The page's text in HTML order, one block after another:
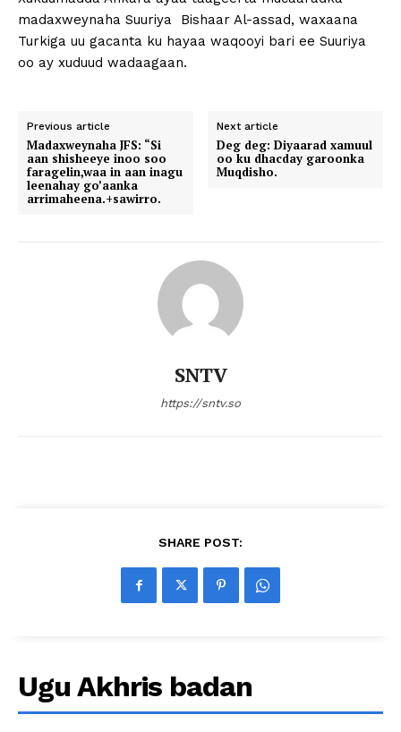
madaxweynaha Suuriya Bishaar Al-assad, waxaana
Turkiga uu gacanta ku hayaa waqooyi bari ee Suuriya
oo ay xuduud wadaagaan.
Previous article
Madaxweynaha JFS: “Si
aan shisheeye inoo soo
faragelin,waa in aan inagu
leenahay go’aanka
arrimaheena.+sawirro.
Next article
Deg deg: Diyaarad xamuul
oo ku dhacday garoonka
Muqdisho.
SNTV
https://sntv.so
SHARE POST:
Ugu Akhris badan